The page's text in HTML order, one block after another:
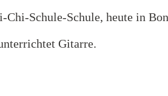
Chi-Schule-Schule, heute in
Gitarre.